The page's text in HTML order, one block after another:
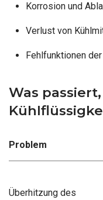
Korrosion und
Verlust von
Fehlfunktionen
Was
Problem
Überhitzung des